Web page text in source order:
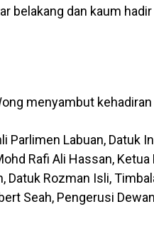
belakang dan kaum
menyambut
Parlimen Labuan, Datuk
Rafi Ali Hassan,
Datuk Rozman Isli,
Seah, Pengerusi